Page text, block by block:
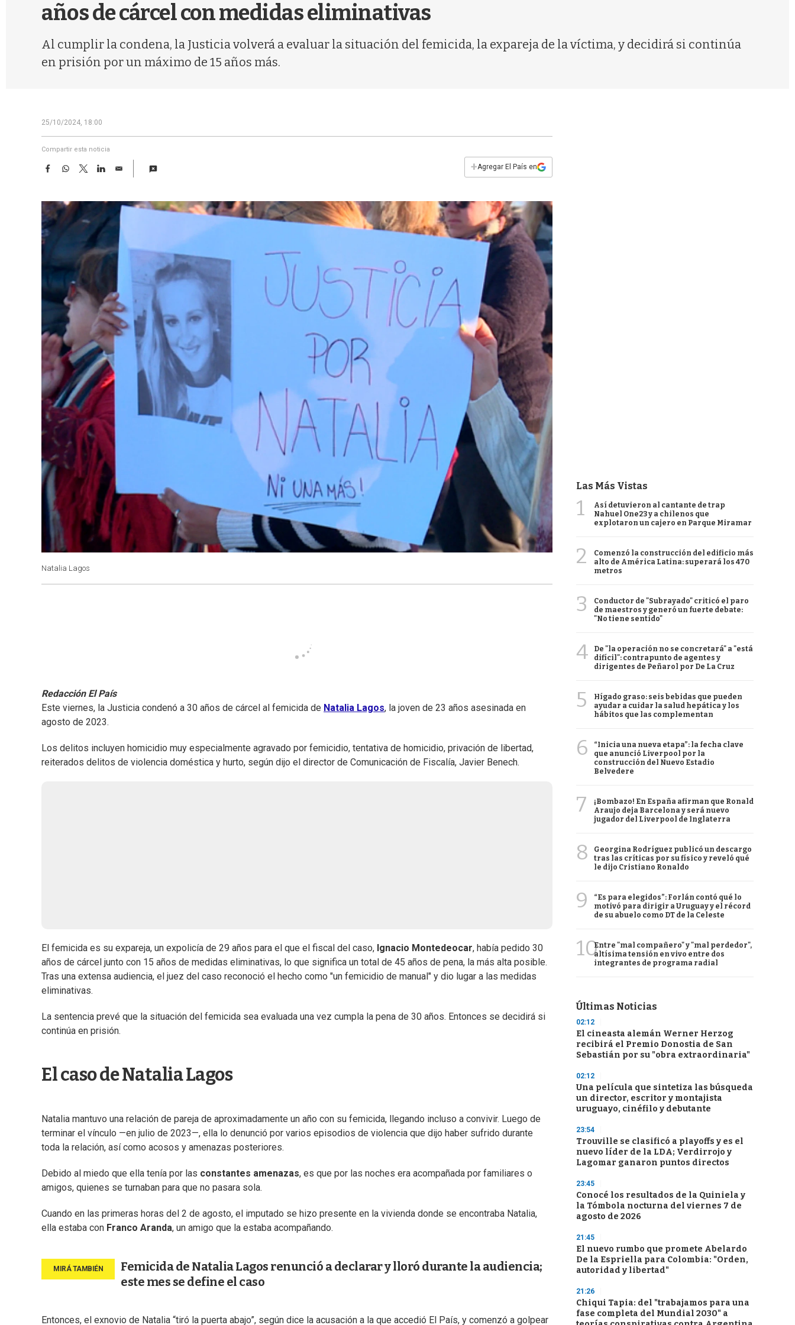
años de cárcel con medidas eliminativas
Al cumplir la condena, la Justicia volverá a evaluar la situación del femicida, la expareja de la víctima, y decidirá si continúa
en prisión por un máximo de 15 años más.
25/10/2024, 18:00
Compartir esta noticia
F
e
b
o
W
t
s
A
T
w
t
e
L
k
d
n
E
i
l
+Agregar El País en
Natalia Lagos
Redacción El País
Este viernes, la Justicia condenó a 30 años de cárcel al femicida de Natalia Lagos, la joven de 23 años asesinada en
agosto de 2023.
Los delitos incluyen homicidio muy especialmente agravado por femicidio, tentativa de homicidio, privación de libertad,
reiterados delitos de violencia doméstica y hurto, según dijo el director de Comunicación de Fiscalía, Javier Benech.
El femicida es su expareja, un expolicía de 29 años para el que el fiscal del caso, Ignacio Montedeocar, había pedido 30
años de cárcel junto con 15 años de medidas eliminativas, lo que significa un total de 45 años de pena, la más alta posible.
Tras una extensa audiencia, el juez del caso reconoció el hecho como "un femicidio de manual" y dio lugar a las medidas
eliminativas.
La sentencia prevé que la situación del femicida sea evaluada una vez cumpla la pena de 30 años. Entonces se decidirá si
continúa en prisión.
El caso de Natalia Lagos
Natalia mantuvo una relación de pareja de aproximadamente un año con su femicida, llegando incluso a convivir. Luego de
terminar el vínculo —en julio de 2023—, ella lo denunció por varios episodios de violencia que dijo haber sufrido durante
toda la relación, así como acosos y amenazas posteriores.
Debido al miedo que ella tenía por las constantes amenazas, es que por las noches era acompañada por familiares o
amigos, quienes se turnaban para que no pasara sola.
Cuando en las primeras horas del 2 de agosto, el imputado se hizo presente en la vivienda donde se encontraba Natalia,
ella estaba con Franco Aranda, un amigo que la estaba acompañando.
Femicida de Natalia Lagos renunció a declarar y lloró durante la audiencia;
este mes se define el caso
Entonces, el exnovio de Natalia “tiró la puerta abajo”, según dice la acusación a la que accedió El País, y comenzó a golpear
Las Más Vistas
1
Así detuvieron al cantante de trap
Nahuel One23 y a chilenos que
explotaron un cajero en Parque Miramar
2
Comenzó la construcción del edificio más
alto de América Latina: superará los 470
metros
3
Conductor de "Subrayado" criticó el paro
de maestros y generó un fuerte debate:
"No tiene sentido"
4
De "la operación no se concretará" a "está
difícil": contrapunto de agentes y
dirigentes de Peñarol por De La Cruz
5
Hígado graso: seis bebidas que pueden
ayudar a cuidar la salud hepática y los
hábitos que las complementan
6
“Inicia una nueva etapa”: la fecha clave
que anunció Liverpool por la
construcción del Nuevo Estadio
Belvedere
7
¡Bombazo! En España afirman que Ronald
Araujo deja Barcelona y será nuevo
jugador del Liverpool de Inglaterra
8
Georgina Rodríguez publicó un descargo
tras las críticas por su físico y reveló qué
le dijo Cristiano Ronaldo
9
“Es para elegidos”: Forlán contó qué lo
motivó para dirigir a Uruguay y el récord
de su abuelo como DT de la Celeste
10Entre "mal compañero" y "mal perdedor",
altísima tensión en vivo entre dos
integrantes de programa radial
Últimas Noticias
02:12
El cineasta alemán Werner Herzog
recibirá el Premio Donostia de San
Sebastián por su "obra extraordinaria"
02:12
Una película que sintetiza las búsqueda
un director, escritor y montajista
uruguayo, cinéfilo y debutante
23:54
Trouville se clasificó a playoffs y es el
nuevo líder de la LDA; Verdirrojo y
Lagomar ganaron puntos directos
23:45
Conocé los resultados de la Quiniela y
la Tómbola nocturna del viernes 7 de
agosto de 2026
21:45
El nuevo rumbo que promete Abelardo
De la Espriella para Colombia: "Orden,
autoridad y libertad"
21:26
Chiqui Tapia: del "trabajamos para una
fase completa del Mundial 2030" a